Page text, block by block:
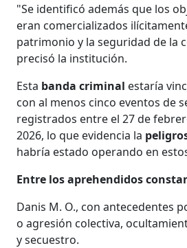
"Se identificó además que los
eran comercializados
patrimonio y la seguridad de la
precisó la institución.
Esta banda criminal estaría
con al menos cinco eventos de
registrados entre el 27 de
2026, lo que evidencia la
habría estado operando en
Entre los aprehendidos
Danis M. O., con antecedentes
o agresión colectiva,
y secuestro.